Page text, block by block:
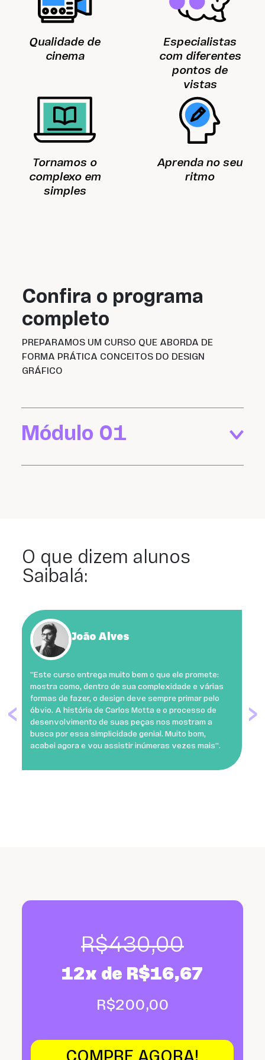
Aparecida.
Qualidade de
cinema
Especialistas
com diferentes
pontos de
vistas
Tornamos o
complexo em
simples
Aprenda no seu
ritmo
Confira o programa
completo
PREPARAMOS UM CURSO QUE ABORDA DE
FORMA PRÁTICA CONCEITOS DO DESIGN
GRÁFICO
Módulo 01
O que dizem alunos
Saibalá:
João Alves
''Este curso entrega muito bem o que ele promete:
mostra como, dentro de sua complexidade e várias
formas de fazer, o design deve sempre primar pelo
óbvio. A história de Carlos Motta e o processo de
desenvolvimento de suas peças nos mostram a
busca por essa simplicidade genial. Muito bom,
acabei agora e vou assistir inúmeras vezes mais''.
‹ ›
R$430,00
12x de R$16,67
R$200,00